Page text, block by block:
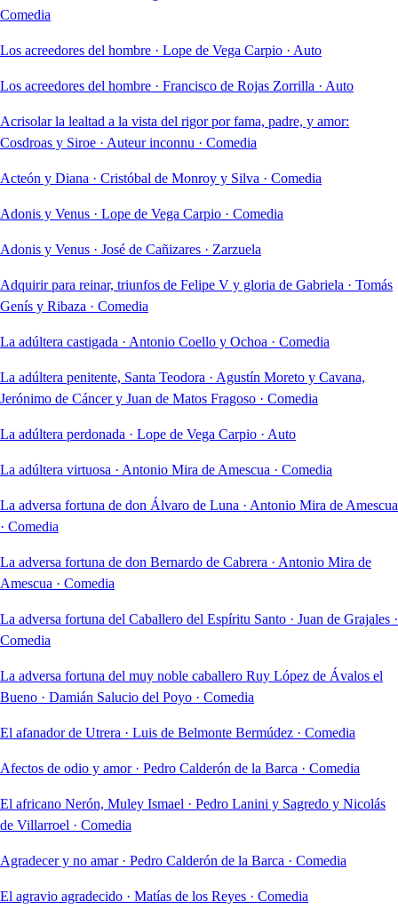
Comedia
Los acreedores del hombre · Lope de Vega Carpio · Auto
Los acreedores del hombre · Francisco de Rojas Zorrilla · Auto
Acrisolar la lealtad a la vista del rigor por fama, padre, y amor:
Cosdroas y Siroe · Auteur inconnu · Comedia
Acteón y Diana · Cristóbal de Monroy y Silva · Comedia
Adonis y Venus · Lope de Vega Carpio · Comedia
Adonis y Venus · José de Cañizares · Zarzuela
Adquirir para reinar, triunfos de Felipe V y gloria de Gabriela · Tomás
Genís y Ribaza · Comedia
La adúltera castigada · Antonio Coello y Ochoa · Comedia
La adúltera penitente, Santa Teodora · Agustín Moreto y Cavana,
Jerónimo de Cáncer y Juan de Matos Fragoso · Comedia
La adúltera perdonada · Lope de Vega Carpio · Auto
La adúltera virtuosa · Antonio Mira de Amescua · Comedia
La adversa fortuna de don Álvaro de Luna · Antonio Mira de Amescua
· Comedia
La adversa fortuna de don Bernardo de Cabrera · Antonio Mira de
Amescua · Comedia
La adversa fortuna del Caballero del Espíritu Santo · Juan de Grajales ·
Comedia
La adversa fortuna del muy noble caballero Ruy López de Ávalos el
Bueno · Damián Salucio del Poyo · Comedia
El afanador de Utrera · Luis de Belmonte Bermúdez · Comedia
Afectos de odio y amor · Pedro Calderón de la Barca · Comedia
El africano Nerón, Muley Ismael · Pedro Lanini y Sagredo y Nicolás
de Villarroel · Comedia
Agradecer y no amar · Pedro Calderón de la Barca · Comedia
El agravio agradecido · Matías de los Reyes · Comedia